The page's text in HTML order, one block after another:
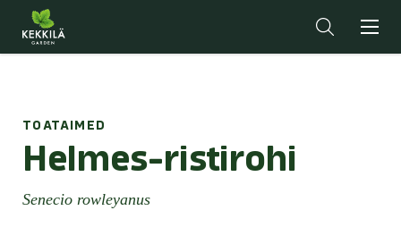
TOATAIMED
Helmes-ristirohi
Senecio rowleyanus